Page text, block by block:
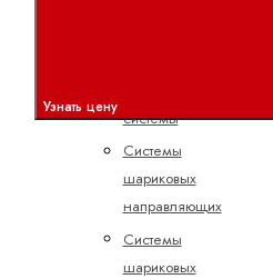
системы
Системы
шариковых
направляющих
Системы
шариковых
Узнать цену